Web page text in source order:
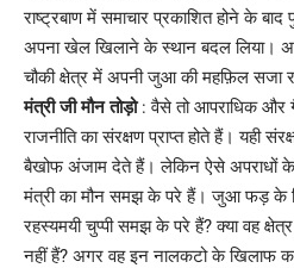
राष्ट्रबाण में समाचार प्रकाशित होने के
अपना खेल खिलाने के स्थान बदल लिया।
चौकी क्षेत्र में अपनी जुआ की महफ़िल सजा
मंत्री जी मौन तोड़ो: वैसे तो आपराधिक और
राजनीति का संरक्षण प्राप्त होते हैं। यही
बैखोफ अंजाम देते हैं। लेकिन ऐसे अपराधों
मंत्री का मौन समझ के परे हैं। जुआ फड़ के
रहस्यमयी चुप्पी समझ के परे हैं? क्या वह
नहीं हैं? अगर वह इन नालकटो के खिलाफ